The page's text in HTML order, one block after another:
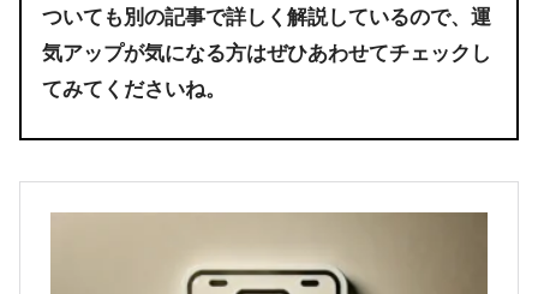
ついても別の記事で詳しく解説しているので、運
気アップが気になる方はぜひあわせてチェックし
てみてくださいね。